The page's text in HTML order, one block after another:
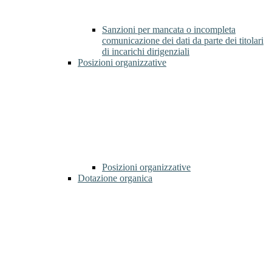
Sanzioni per mancata o incompleta
comunicazione dei dati da parte dei titolari
di incarichi dirigenziali
Posizioni organizzative
Posizioni organizzative
Dotazione organica